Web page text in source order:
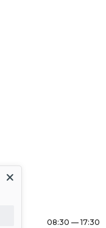
08:30 — 17:30